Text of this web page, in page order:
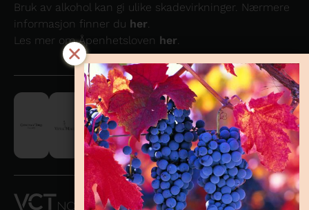
Bruk av alkohol kan gi ulike skadevirkninger. Nærmere
informasjon finner du her.
Les mer om Åpenhetsloven her.
VCT NORWAY